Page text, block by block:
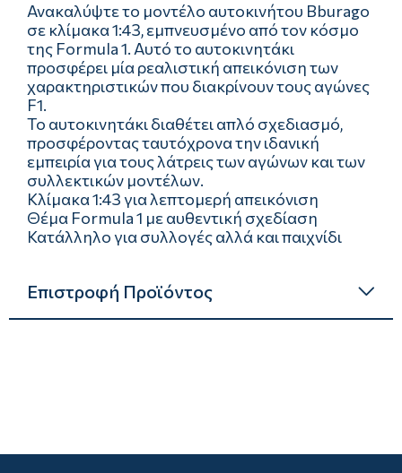
Ανακαλύψτε το μοντέλο αυτοκινήτου Bburago
σε κλίμακα 1:43, εμπνευσμένο από τον κόσμο
της Formula 1. Αυτό το αυτοκινητάκι
προσφέρει μία ρεαλιστική απεικόνιση των
χαρακτηριστικών που διακρίνουν τους αγώνες
F1.
Το αυτοκινητάκι διαθέτει απλό σχεδιασμό,
προσφέροντας ταυτόχρονα την ιδανική
εμπειρία για τους λάτρεις των αγώνων και των
συλλεκτικών μοντέλων.
Κλίμακα 1:43 για λεπτομερή απεικόνιση
Θέμα Formula 1 με αυθεντική σχεδίαση
Κατάλληλο για συλλογές αλλά και παιχνίδι
Επιστροφή Προϊόντος